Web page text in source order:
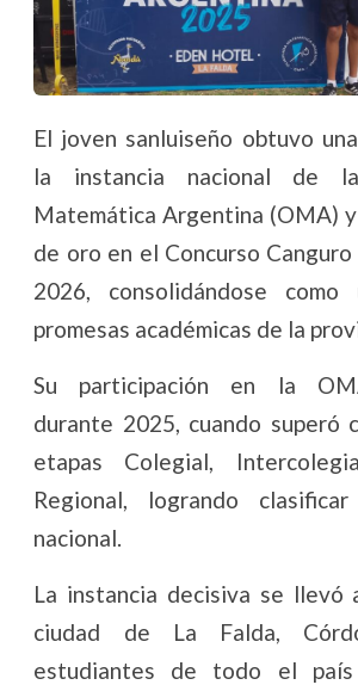
El joven sanluiseño obtuvo
la instancia nacional de
Matemática Argentina (OMA)
de oro en el Concurso
2026, consolidándose
promesas académicas de la
Su participación en la
durante 2025, cuando superó
etapas Colegial,
Regional, logrando
nacional.
La instancia decisiva se llevó
ciudad de La Falda,
estudiantes de todo el